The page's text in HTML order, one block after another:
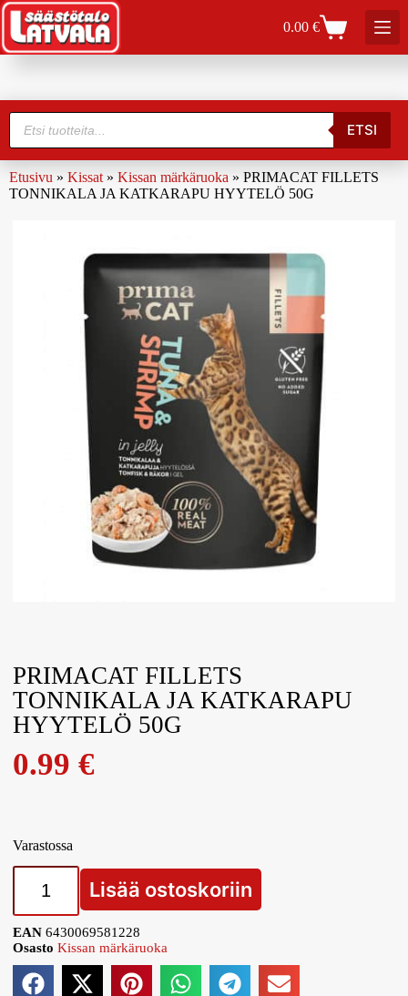
0.00€
ETSI
Etusivu » Kissat » Kissan märkäruoka » PRIMACAT FILLETS
TONNIKALA JA KATKARAPU HYYTELÖ 50G
PRIMACAT FILLETS
TONNIKALA JA KATKARAPU
HYYTELÖ 50G
0.99€
Varastossa
Lisää ostoskoriin
EAN6430069581228
Osasto Kissan märkäruoka